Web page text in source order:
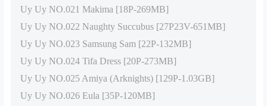
Uy Uy NO.021 Makima [18P-269MB]
Uy Uy NO.022 Naughty Succubus [27P23V-651MB]
Uy Uy NO.023 Samsung Sam [22P-132MB]
Uy Uy NO.024 Tifa Dress [20P-273MB]
Uy Uy NO.025 Amiya (Arknights) [129P-1.03GB]
Uy Uy NO.026 Eula [35P-120MB]